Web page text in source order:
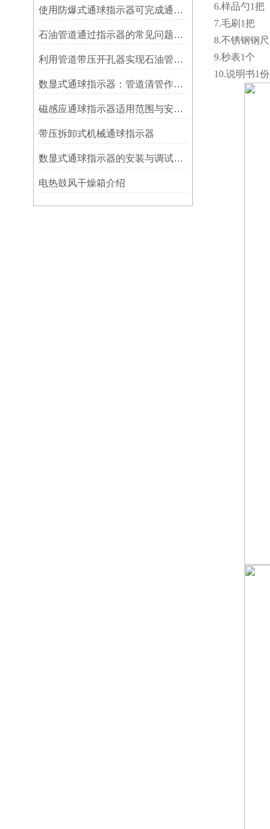
使用防爆式通球指示器可完成通球指示功能
石油管道通过指示器的常见问题及解决方式
利用管道带压开孔器实现石油管道通过指示器的在线维修
数显式通球指示器：管道清管作业的智能监测关键设备
磁感应通球指示器适用范围与安装方法
带压拆卸式机械通球指示器
数显式通球指示器的安装与调试技巧
电热鼓风干燥箱介绍
6.样品勺1把
7.毛刷1把
8.不锈钢钢
9.秒表1个
10.说明书1份